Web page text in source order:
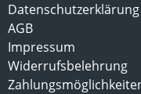
Datenschutzerklärung
AGB
Impressum
Widerrufsbelehrung